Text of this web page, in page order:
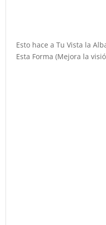
Esto hace a Tu Vista la
Esta Forma (Mejora la